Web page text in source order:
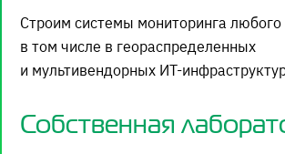
Строим системы мониторинга
в том числе в геораспределенных
и мультивендорных ИТ-
Собственная